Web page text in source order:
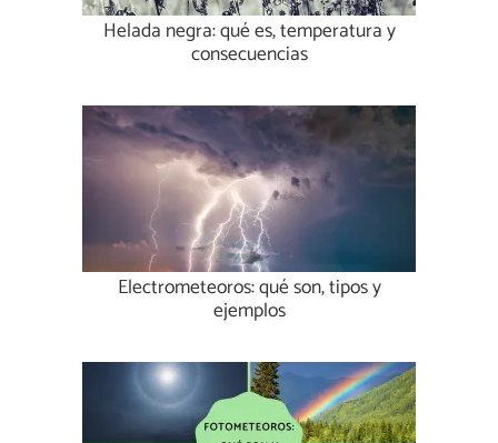
Helada negra: qué es, temperatura y
consecuencias
Electrometeoros: qué son, tipos y
ejemplos